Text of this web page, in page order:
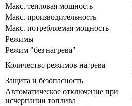
Макс. тепловая мощность
Макс. производительность
Макс. потребляемая мощность
Режимы
Режим "без нагрева"
Количество режимов нагрева
Защита и безопасность
Автоматическое отключение при
исчерпании топлива